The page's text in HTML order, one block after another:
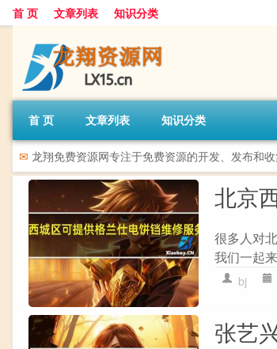
首 页 文章列表 知识分类
首 页 文章列表 知识分类
✉ 龙翔免费资源网专注于免费资源的开发、发布和
北京
很多人对
我们一起
bj
张艺